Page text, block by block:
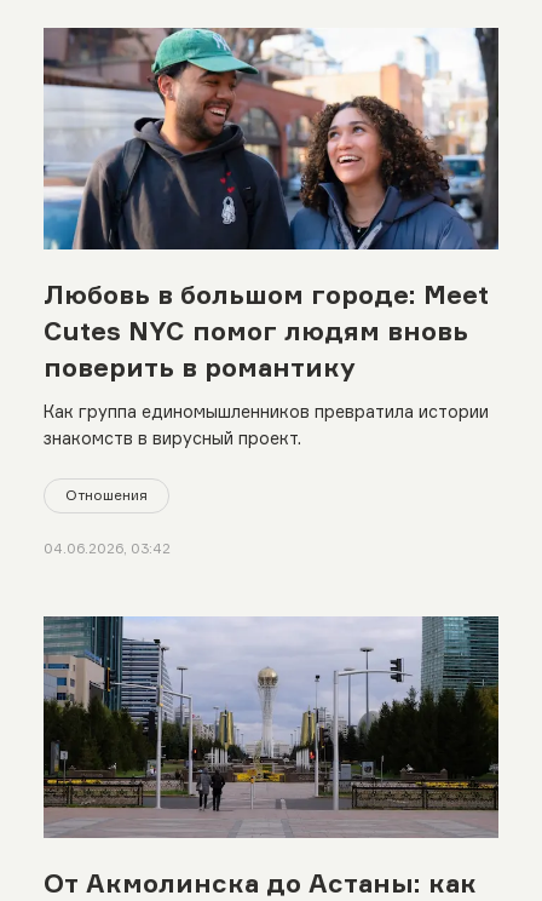
Любовь в большом городе: Meet
Cutes NYC помог людям вновь
поверить в романтику
Как группа единомышленников превратила истории
знакомств в вирусный проект.
Отношения
04.06.2026, 03:42
От Акмолинска до Астаны: как